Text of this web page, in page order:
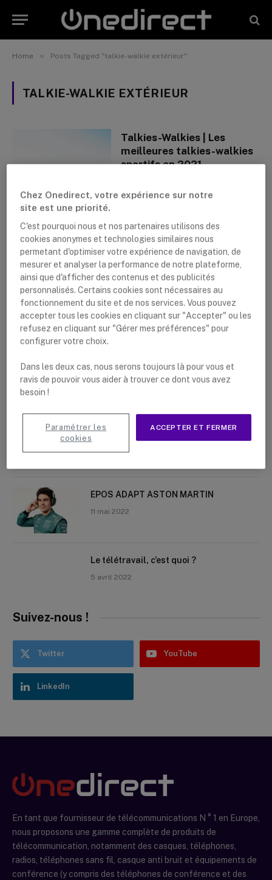
Home » Posts Tagged "talkie-walkie extérieur"
TALKIE-WALKIE EXTÉRIEUR
Talkies-Walkies | Les
meilleures talkies-walkies
sportifs en 2021
Nouveaux articles
La meilleure tablette pour une
utilisation professionnelle
Motorola CLP446e et Motorola CLP446
EPOS ADAPT ASTON MARTIN
11 mai 2022
Le télétravail, c’est quoi ?
5 avril 2022
Suivez-nous !
Twitter YouTube
LinkedIn
En tant que fournisseur de télécommunications N ° 1 en Europe,
nous proposons une gamme complète de produits de
télécommunication, notamment des casques, téléphones,
radios, téléphones sans fil, casque anti bruit et équipements de
conférence (y compris des téléphones de conférence et des
Chez Onedirect, votre expérience sur notre
site est une priorité.
C'est pourquoi nous et nos partenaires utilisons des
cookies anonymes et technologies similaires nous
permetant d'optimiser votre expérience de navigation, de
mesurer et analyser la performance de notre plateforme,
ainsi que d'afficher des contenus et des publicités
personnalisés. Certains cookies sont nécessaires au
fonctionnement du site et de nos services. Vous pouvez
accepter tous les cookies en cliquant sur "Accepter" ou les
refusez en cliquant sur "Gérer mes préférences" pour
configurer votre choix.
Dans les deux cas, nous serons toujours là pour vous et
ravis de pouvoir vous aider à trouver ce dont vous avez
besoin !
ACCEPTER ET FERMER
Paramétrer les
cookies